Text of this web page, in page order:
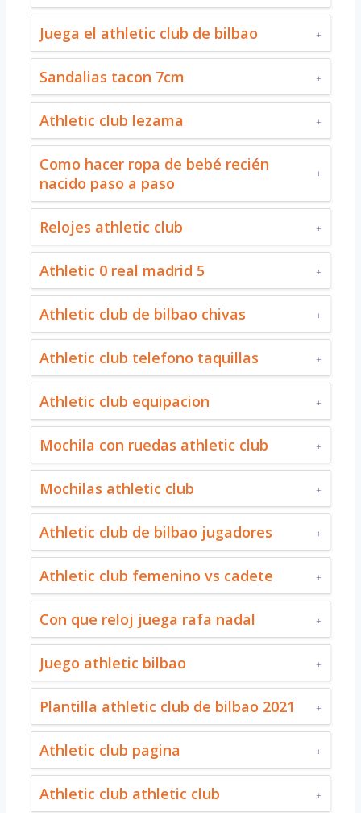
Juega el athletic club de bilbao
Sandalias tacon 7cm
Athletic club lezama
Como hacer ropa de bebé recién
nacido paso a paso
Relojes athletic club
Athletic 0 real madrid 5
Athletic club de bilbao chivas
Athletic club telefono taquillas
Athletic club equipacion
Mochila con ruedas athletic club
Mochilas athletic club
Athletic club de bilbao jugadores
Athletic club femenino vs cadete
Con que reloj juega rafa nadal
Juego athletic bilbao
Plantilla athletic club de bilbao 2021
Athletic club pagina
Athletic club athletic club